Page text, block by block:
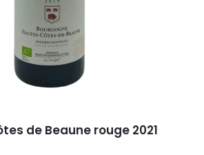
de Beaune rouge 2021